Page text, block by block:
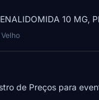
10 MG,
de Preços para